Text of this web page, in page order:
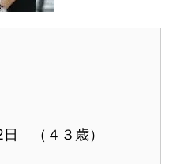
（４３歳）